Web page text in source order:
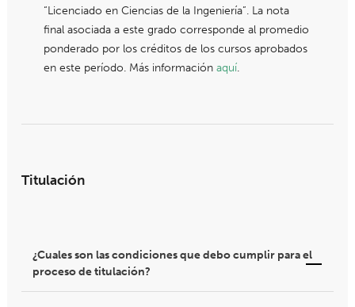
“Licenciado en Ciencias de la Ingeniería”. La nota
final asociada a este grado corresponde al promedio
ponderado por los créditos de los cursos aprobados
en este período. Más información aquí.
Titulación
¿Cuales son las condiciones que debo cumplir para el
proceso de titulación?